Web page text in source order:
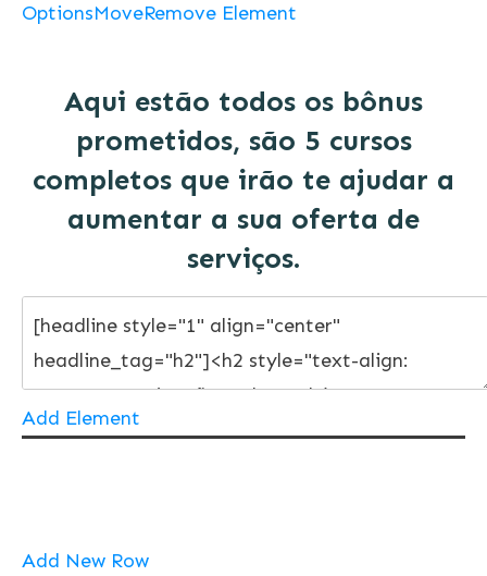
OptionsMoveRemove Element
Aqui estão todos os bônus
prometidos, são 5 cursos
completos que irão te ajudar a
aumentar a sua oferta de
serviços.
Add Element
Add New Row